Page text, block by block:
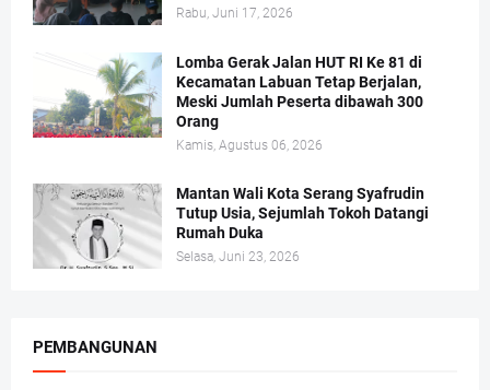
Rabu, Juni 17, 2026
Lomba Gerak Jalan HUT RI Ke 81 di
Kecamatan Labuan Tetap Berjalan,
Meski Jumlah Peserta dibawah 300
Orang
Kamis, Agustus 06, 2026
Mantan Wali Kota Serang Syafrudin
Tutup Usia, Sejumlah Tokoh Datangi
Rumah Duka
Selasa, Juni 23, 2026
PEMBANGUNAN